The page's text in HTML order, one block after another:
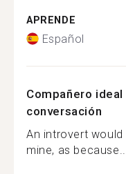
APRENDE
Español
Compañero
conversación
An introvert
mine, as because...